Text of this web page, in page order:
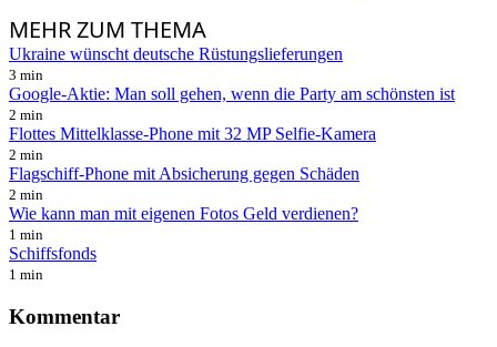
MEHRZUM THEMA
Ukraine wünscht deutsche Rüstungslieferungen
3 min
Google-Aktie: Man soll gehen, wenn die Party am schönsten ist
2 min
Flottes Mittelklasse-Phone mit 32 MP Selfie-Kamera
2 min
Flagschiff-Phone mit Absicherung gegen Schäden
2 min
Wie kann man mit eigenen Fotos Geld verdienen?
1 min
Schiffsfonds
1 min
Kommentar